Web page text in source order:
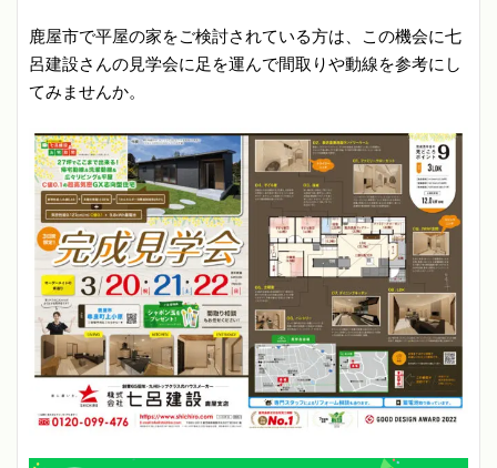
鹿屋市で平屋の家をご検討されている方は、この機会に七
呂建設さんの見学会に足を運んで間取りや動線を参考にし
てみませんか。